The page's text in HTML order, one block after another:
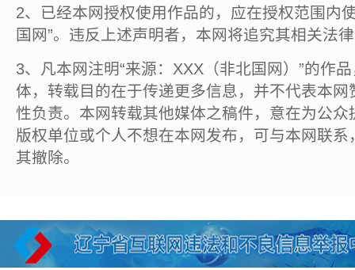
2、已经本网授权使用作品的，应在授权范围内
国网”。违反上述声明者，本网将追究其相关法
3、凡本网注明“来源：XXX（非北国网）”的作
体，转载目的在于传递更多信息，并不代表本
性负责。本网转载其他媒体之稿件，意在为公
版权单位或个人不想在本网发布，可与本网联
其撤除。